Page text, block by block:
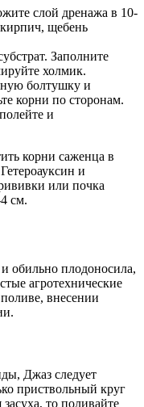
слой дренажа в 10-
щебень
Заполните
холмик.
болтушку и
корни по сторонам.
и
корни саженца в
и
или почка
см.
обильно плодоносила,
агротехнические
внесении
Джаз следует
приствольный круг
то поливайте